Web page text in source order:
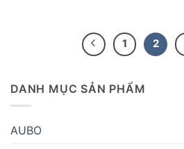
1 2
DANH MỤC SẢN PHẨM
AUBO